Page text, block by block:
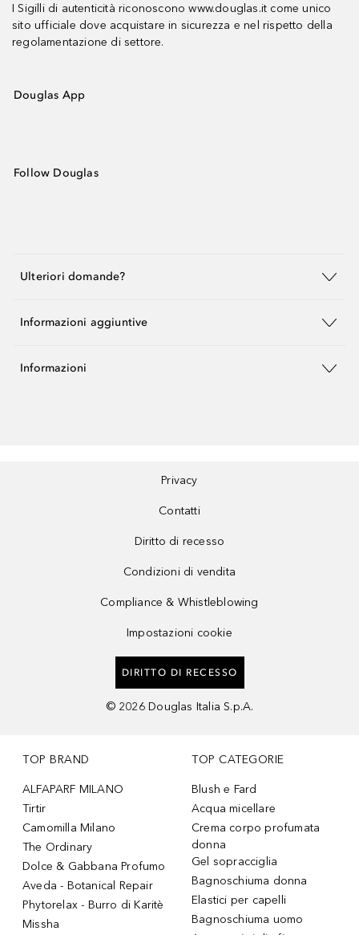
I Sigilli di autenticità riconoscono www.douglas.it come unico
sito ufficiale dove acquistare in sicurezza e nel rispetto della
regolamentazione di settore.
Douglas App
Follow Douglas
Ulteriori domande?
Informazioni aggiuntive
Informazioni
Privacy
Contatti
Diritto di recesso
Condizioni di vendita
Compliance & Whistleblowing
Impostazioni cookie
DIRITTO DI RECESSO
© 2026 Douglas Italia S.p.A.
TOP BRAND
ALFAPARF MILANO
Tirtir
Camomilla Milano
The Ordinary
Dolce & Gabbana Profumo
Aveda - Botanical Repair
Phytorelax - Burro di Karitè
Missha
TOP CATEGORIE
Blush e Fard
Acqua micellare
Crema corpo profumata
donna
Gel sopracciglia
Bagnoschiuma donna
Elastici per capelli
Bagnoschiuma uomo